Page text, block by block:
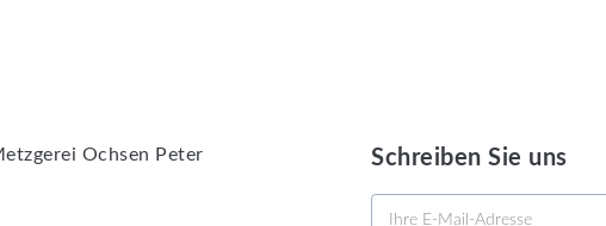
Ochsen Peter
Schreiben Sie uns